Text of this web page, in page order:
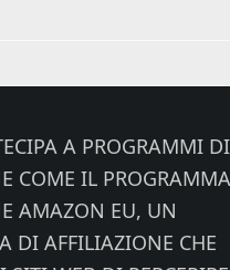
A PROGRAMMI DI
COME IL PROGRAMMA
AMAZON EU, UN
DI AFFILIAZIONE CHE